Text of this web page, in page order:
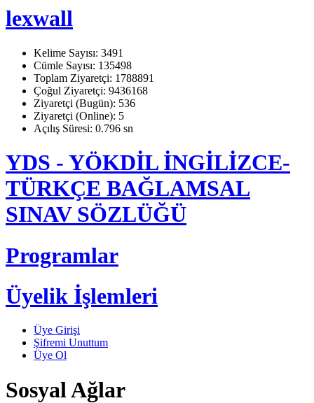
lexwall
Kelime Sayısı: 3491
Cümle Sayısı: 135498
Toplam Ziyaretçi: 1788891
Çoğul Ziyaretçi: 9436168
Ziyaretçi (Bugün): 536
Ziyaretçi (Online): 5
Açılış Süresi: 0.796 sn
YDS - YÖKDİL İNGİLİZCE-
TÜRKÇE BAĞLAMSAL
SINAV SÖZLÜĞÜ
Programlar
Üyelik İşlemleri
Üye Girişi
Şifremi Unuttum
Üye Ol
Sosyal Ağlar